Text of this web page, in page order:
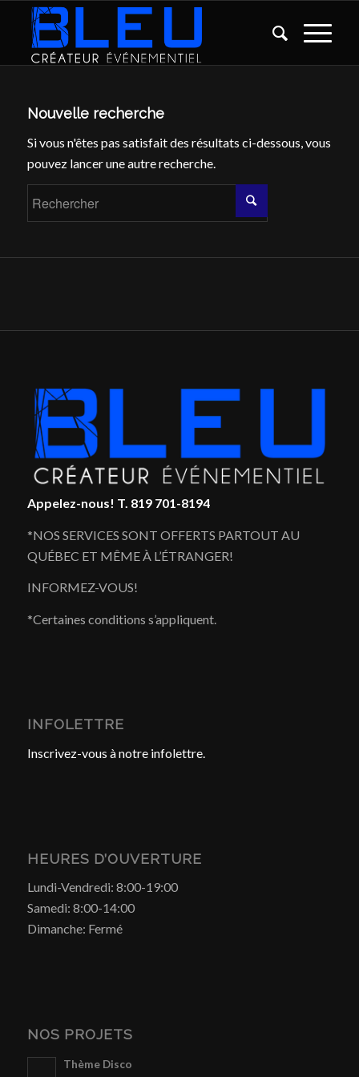
Nouvelle recherche
Si vous n'êtes pas satisfait des résultats ci-dessous, vous
pouvez lancer une autre recherche.
Appelez-nous! T. 819 701-8194
*NOS SERVICES SONT OFFERTS PARTOUT AU
QUÉBEC ET MÊME À L’ÉTRANGER!
INFORMEZ-VOUS!
*Certaines conditions s’appliquent.
INFOLETTRE
Inscrivez-vous à notre infolettre.
HEURES D’OUVERTURE
Lundi-Vendredi: 8:00-19:00
Samedi: 8:00-14:00
Dimanche: Fermé
NOS PROJETS
Thème Disco